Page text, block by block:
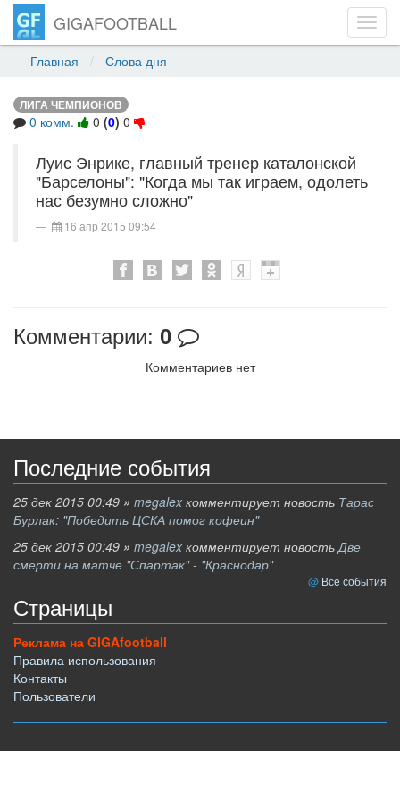
GIGAFOOTBALL
Главная Слова дня
ЛИГА ЧЕМПИОНОВ
0 комм. 0 (0) 0
Луис Энрике, главный тренер каталонской
"Барселоны": "Когда мы так играем, одолеть
нас безумно сложно"
16 апр 2015 09:54
Комментарии: 0
Комментариев нет
Последние события
25 дек 2015 00:49 » megalex комментирует новость Тарас
Бурлак: "Победить ЦСКА помог кофеин"
25 дек 2015 00:49 » megalex комментирует новостьДве
смерти на матче "Спартак" - "Краснодар"
Все события
Страницы
Реклама на GIGAfootball
Правила использования
Контакты
Пользователи